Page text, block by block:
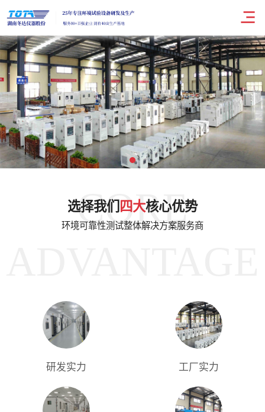
CORE
选择我们 四大核心优势
环境可靠性测试整体解决方案服务商
研发实力 工厂实力